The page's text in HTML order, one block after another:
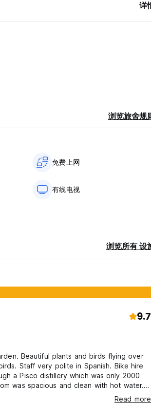
详
浏览旅舍规
免费上网
有线电视
浏览所有 设
9.7
Beautiful plants and birds flying over
Staff very polite in Spanish. Bike hire
a Pisco distillery which was only 2000
was spacious and clean with hot water.
throughout the property andRead more